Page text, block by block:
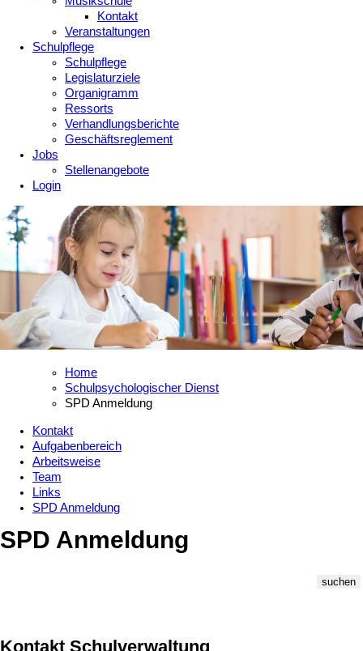
Kontakt
Veranstaltungen
Schulpflege
Schulpflege
Legislaturziele
Organigramm
Ressorts
Verhandlungsberichte
Geschäftsreglement
Jobs
Stellenangebote
Login
Home
Schulpsychologischer Dienst
SPD Anmeldung
Kontakt
Aufgabenbereich
Arbeitsweise
Team
Links
SPD Anmeldung
SPD Anmeldung
Kontakt Schulverwaltung